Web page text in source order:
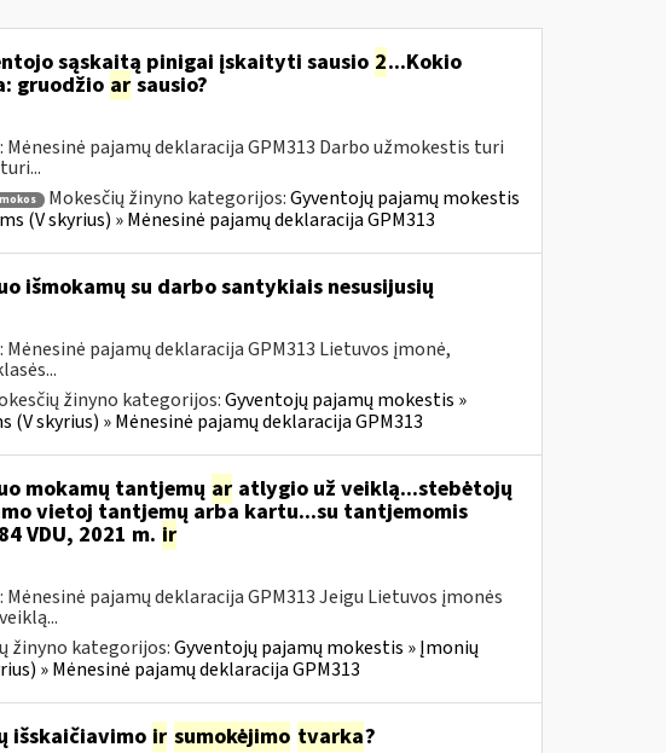
sąskaitą pinigai įskaityti sausio 2...Kokio
gruodžio arsausio?
pajamų deklaracija GPM313 Darbo užmokestis turi
Mokesčių žinyno kategorijos:Gyventojų pajamų mokestis
(V skyrius) » Mėnesinė pajamų deklaracija GPM313
išmokamų su darbo santykiais nesusijusių
pajamų deklaracija GPM313 Lietuvos įmonė,
žinyno kategorijos:Gyventojų pajamų mokestis »
skyrius) » Mėnesinė pajamų deklaracija GPM313
mokamų tantjemų aratlygio už veiklą...stebėtojų
vietoj tantjemų arba kartu...su tantjemomis
VDU, 2021 m. ir
pajamų deklaracija GPM313 Jeigu Lietuvos įmonės
žinyno kategorijos:Gyventojų pajamų mokestis » Įmonių
» Mėnesinė pajamų deklaracija GPM313
išskaičiavimo ir sumokėjimo tvarka?